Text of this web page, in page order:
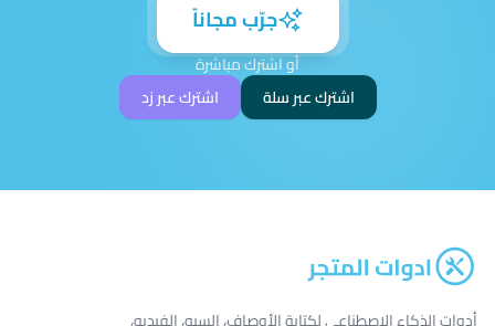
جرّب مجاناً
أو اشترك مباشرة
اشترك عبر سلة
اشترك عبر زد